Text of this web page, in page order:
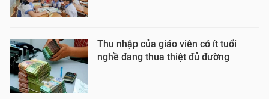
Thu nhập của giáo viên có ít tuổi
nghề đang thua thiệt đủ đường